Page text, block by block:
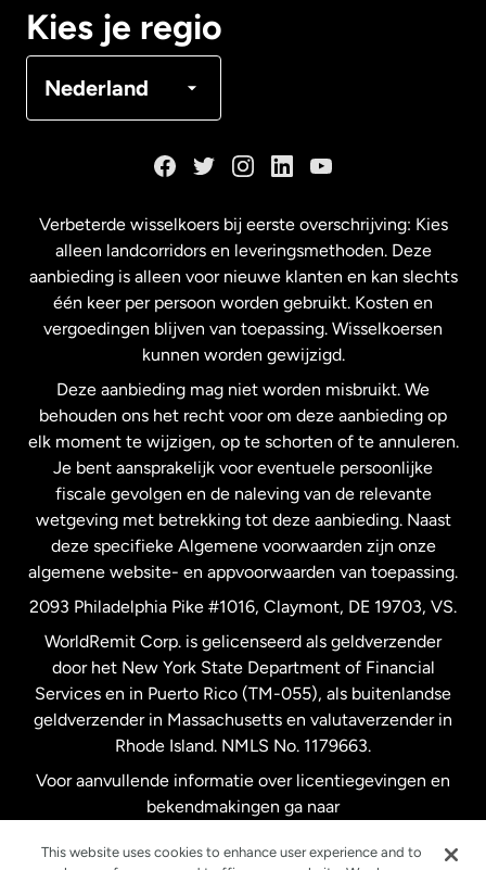
Kies je regio
Nederland
Maleisië
Nederland
Nieuw-Zeeland
Spanje
Verenigd Koninkrijk
Verenigde Staten English
Verenigde Staten Español
Zweden
Verbeterde wisselkoers bij eerste overschrijving: Kies
alleen landcorridors en leveringsmethoden. Deze
aanbieding is alleen voor nieuwe klanten en kan slechts
één keer per persoon worden gebruikt. Kosten en
vergoedingen blijven van toepassing. Wisselkoersen
kunnen worden gewijzigd.
Deze aanbieding mag niet worden misbruikt. We
behouden ons het recht voor om deze aanbieding op
elk moment te wijzigen, op te schorten of te annuleren.
Je bent aansprakelijk voor eventuele persoonlijke
fiscale gevolgen en de naleving van de relevante
wetgeving met betrekking tot deze aanbieding. Naast
deze specifieke Algemene voorwaarden zijn onze
algemene website- en appvoorwaarden van toepassing.
2093 Philadelphia Pike #1016, Claymont, DE 19703, VS.
WorldRemit Corp. is gelicenseerd als geldverzender
door het New York State Department of Financial
Services en in Puerto Rico (TM-055), als buitenlandse
geldverzender in Massachusetts en valutaverzender in
Rhode Island. NMLS No. 1179663.
Voor aanvullende informatie over licentiegevingen en
bekendmakingen ga naar
This website uses cookies to enhance user experience and to